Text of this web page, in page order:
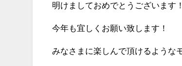
明けましておめでとうございます！
今年も宜しくお願い致します！
みなさまに楽しんで頂けるような